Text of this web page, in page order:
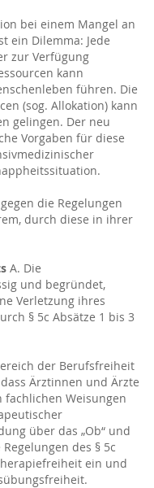
bei einem Mangel an
ein Dilemma: Jede
zur Verfügung
kann
führen. Die
(sog. Allokation) kann
gelingen. Der neu
Vorgaben für diese
die Regelungen
durch diese in ihrer
A. Die
und begründet,
Verletzung ihres
§ 5c Absätze 1 bis 3
der Berufsfreiheit
Ärztinnen und Ärzte
Weisungen
über das „Ob“ und
des § 5c
ein und